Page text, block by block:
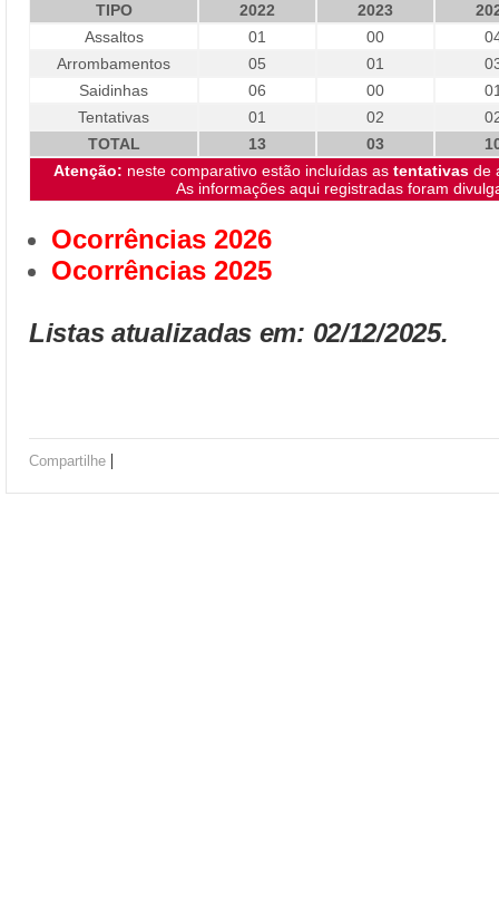
TIPO
2022 2023
Assaltos
01 00
Arrombamentos
05 01
Saidinhas
06 00
Tentativas
01 02
TOTAL
13 03
Atenção: neste comparativo estão incluídas as tentativas de
As informações aqui registradas foram
Ocorrências 2026
Ocorrências 2025
Listas atualizadas em: 02/12/2025.
Compartilhe |